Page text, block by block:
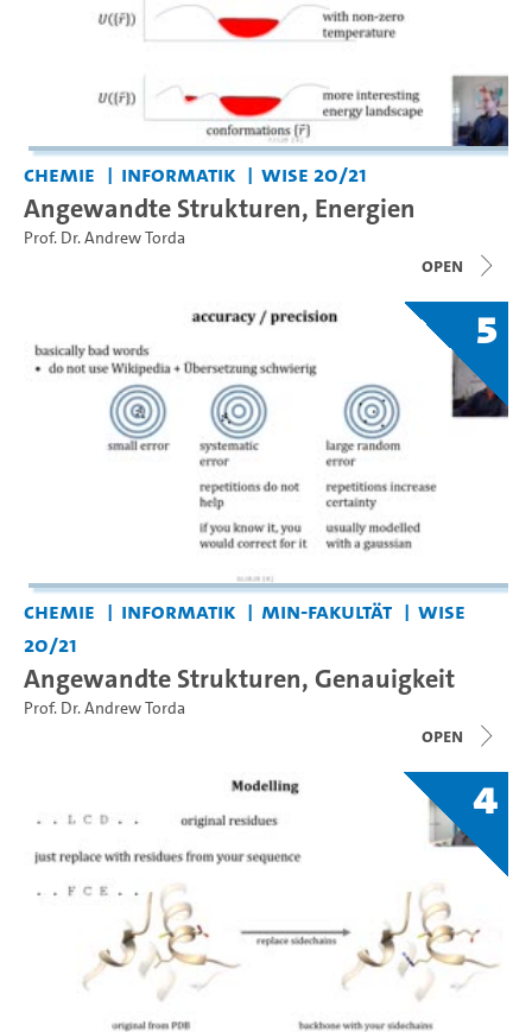
Chemie Informatik WiSe 20/21
Angewandte Strukturen, Energien
Prof. Dr. Andrew Torda
open
5
Chemie Informatik MIN-Fakultät
WiSe
20/21
Angewandte Strukturen, Genauigkeit
Prof. Dr. Andrew Torda
open
4